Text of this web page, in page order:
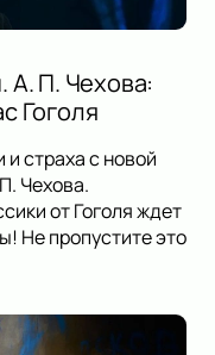
А. П. Чехова:
Гоголя
и страха с новой
Чехова.
от Гоголя ждет
Не пропустите это